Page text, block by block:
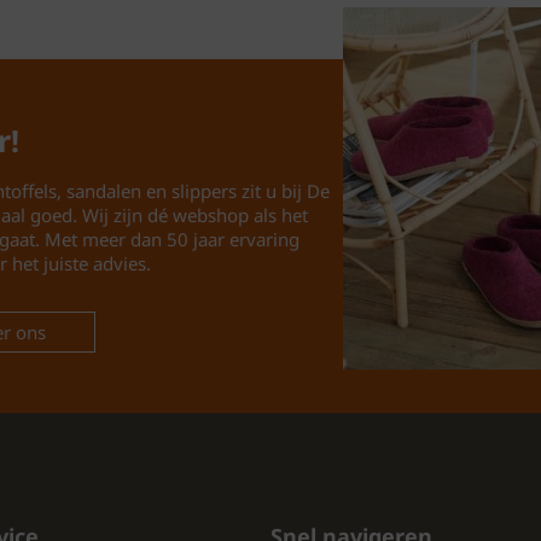
Stijl en Kleur
De OOFOS dames
waardoor ze
nu een casual look of
uitstekende aanvulling
Waar Te Kopen?
Wil je de OOFOS
https://
ontdek hoe deze
sandalen en slippers zit u bij De
goed. Wij zijn dé webshop als het
Met meer dan 50 jaar ervaring
het juiste advies.
ons